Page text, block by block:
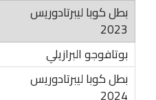
بطل كوبا ليبرتادوريس
2023
بوتافوجو البرازيلي
بطل كوبا ليبرتادوريس